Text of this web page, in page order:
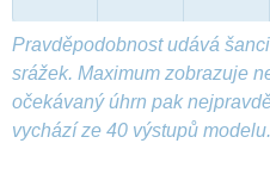
Pravděpodobnost udává
srážek. Maximum zobrazuje
očekávaný úhrn pak
vychází ze 40 výstupů modelu.